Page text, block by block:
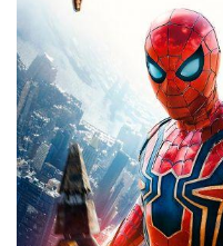
QUAND SORTIRA
Y AURA-T-IL D’AUTRES
CONCLUSION